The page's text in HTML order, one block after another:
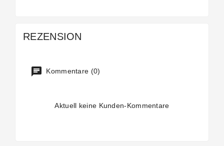
REZENSION
Kommentare (0)
Aktuell keine Kunden-Kommentare